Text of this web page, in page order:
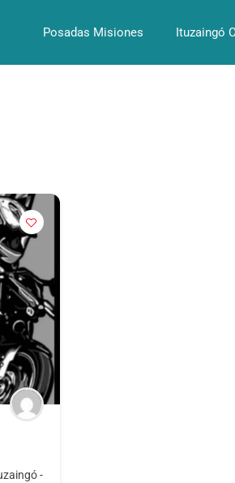
Posadas Misiones Ituzaingó
-